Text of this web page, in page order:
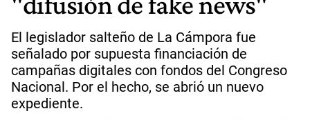
El legislador salteño de La Cámpora fue
señalado por supuesta financiación de
campañas digitales con fondos del Congreso
Nacional. Por el hecho, se abrió un nuevo
expediente.